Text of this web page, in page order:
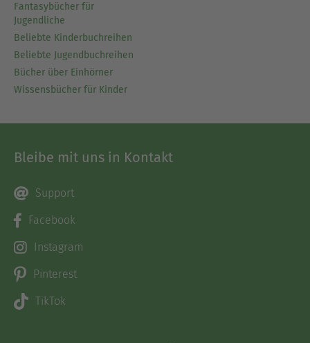
Fantasybücher für
Jugendliche
Beliebte Kinderbuchreihen
Beliebte Jugendbuchreihen
Bücher über Einhörner
Wissensbücher für Kinder
Bleibe mit uns in Kontakt
Support
Facebook
Instagram
Pinterest
TikTok